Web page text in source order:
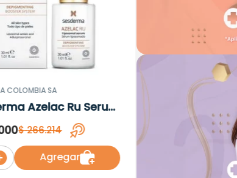
COLOMBIA SA
Azelac Ru Serum
x 30ml
$266.214
Agregar